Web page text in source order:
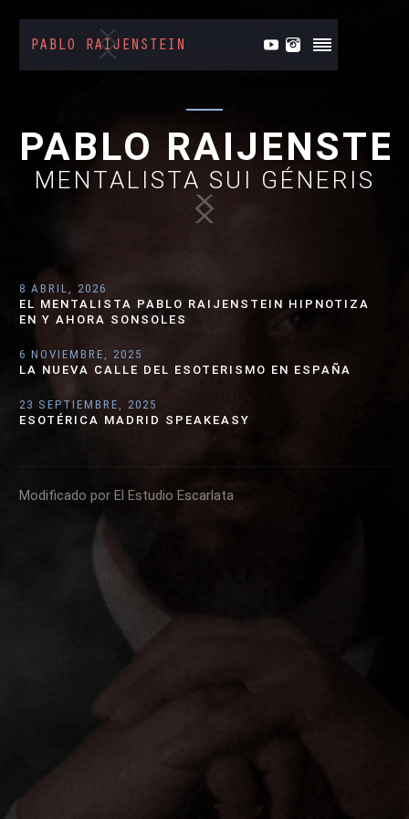
PABLO
MENTALISTA SUI GÉNERIS
.
8 ABRIL, 2026
EL MENTALISTA PABLO RAIJENSTEIN HIPNOTIZA
EN Y AHORA SONSOLES
6 NOVIEMBRE, 2025
LA NUEVA CALLE DEL ESOTERISMO EN ESPAÑA
23 SEPTIEMBRE, 2025
ESOTÉRICA MADRID SPEAKEASY
Modificado por El Estudio Escarlata